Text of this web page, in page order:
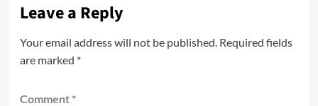
Leave a Reply
Your email address will not be published. Required fields
are marked *
Comment *